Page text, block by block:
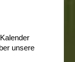
unsere